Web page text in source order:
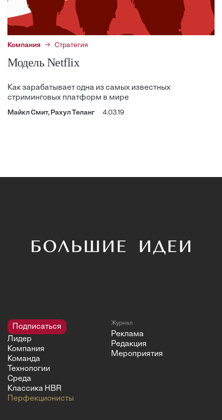
Компания Стратегия
Модель Netflix
Как зарабатывает одна из самых известных
стриминговых платформ в мире
Майкл Смит, Рахул Теланг 4.03.19
Подписаться
Лидер
Компания
Команда
Технологии
Среда
Классика HBR
Перфекционисты
Журнал
Реклама
Редакция
Мероприятия